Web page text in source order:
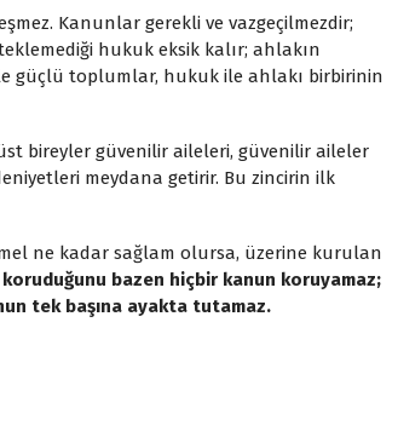
Kanunlar gerekli ve vazgeçilmezdir;
hukuk eksik kalır; ahlakın
güçlü toplumlar, hukuk ile ahlakı birbirinin
bireyler güvenilir aileleri, güvenilir aileler
meydana getirir. Bu zincirin ilk
ne kadar sağlam olursa, üzerine kurulan
koruduğunu bazen hiçbir kanun koruyamaz;
tek başına ayakta tutamaz.